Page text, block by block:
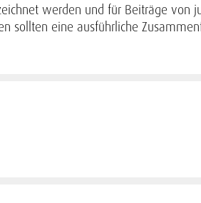
werden und für Beiträge von
sollten eine ausführliche